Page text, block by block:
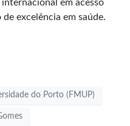
em acesso
excelência em saúde.
do Porto (FMUP)